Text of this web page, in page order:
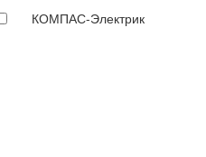
КОМПАС-Электрик